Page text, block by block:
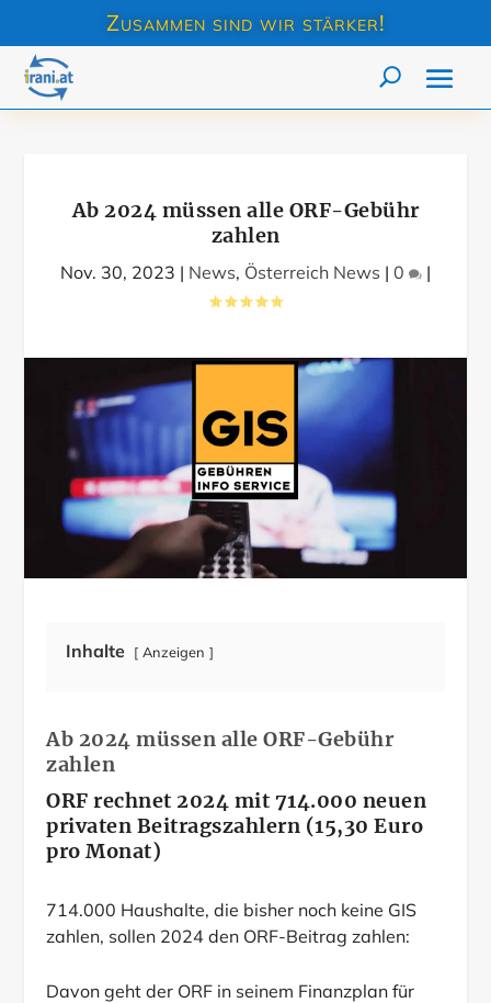
Zusammen sind wir stärker!
Ab 2024 müssen alle ORF-Gebühr
zahlen
Nov. 30, 2023 | News, Österreich News | 0 |
Inhalte Anzeigen
Ab 2024 müssen alle ORF-Gebühr
zahlen
ORF rechnet 2024 mit 714.000 neuen
privaten Beitragszahlern (15,30 Euro
pro Monat)
714.000 Haushalte, die bisher noch keine GIS
zahlen, sollen 2024 den ORF-Beitrag zahlen:
Davon geht der ORF in seinem Finanzplan für